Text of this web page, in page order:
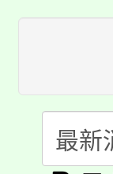
車
桃
生
公
代
公
代
轉